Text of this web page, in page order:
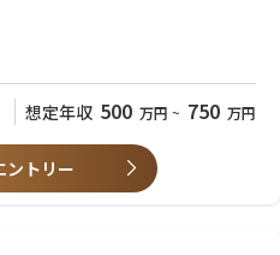
業成長を進めていこうというタイミ
材の採用に力を入れています。
サクセスとして以下の業務をお任せ
析及び定例レポート作成
Google Meetのチャットツールお
とがある方
トやオンラインミーティングベース
トのアクセス解析の実務経験
想定年収 500 万円 ~ 750 万円
ントリー